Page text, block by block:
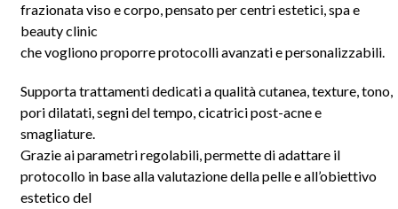
frazionata viso e corpo, pensato per centri estetici, spa e
beauty clinic
che vogliono proporre protocolli avanzati e personalizzabili.
Supporta trattamenti dedicati a qualità cutanea, texture, tono,
pori dilatati, segni del tempo, cicatrici post-acne e
smagliature.
Grazie ai parametri regolabili, permette di adattare il
protocollo in base alla valutazione della pelle e all’obiettivo
estetico del